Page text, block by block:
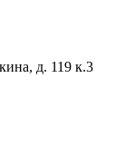
д. 119 к.3